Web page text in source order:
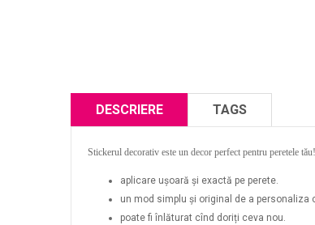
DESCRIERE TAGS
Stickerul decorativ este un decor perfect pentru peretele tău!
aplicare ușoară și exactă pe perete.
un mod simplu și original de a personaliza
poate fi înlăturat cînd doriți ceva nou.